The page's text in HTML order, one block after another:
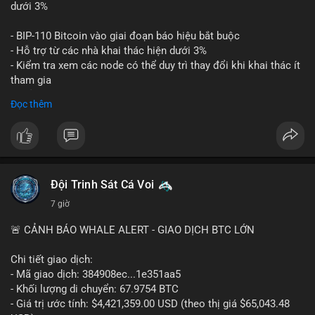
giá. Cần theo dõi sát sao bước tiếp theo của dòng tiền này.
Lời khuyên: Nhà đầu tư nhỏ lẻ nên thận trọng quan sát biến
động thanh khoản trong 24-48 giờ tới. Tránh hành động theo
cảm xúc, hãy chờ xác nhận điểm đến của số BTC này trước khi
điều chỉnh vị thế.
#556btc #36trusd
dưới 3%
- BIP-110 Bitcoin vào giai đoạn báo hiệu bắt buộc
- Hỗ trợ từ các nhà khai thác hiện dưới 3%
- Kiểm tra xem các node có thể duy trì thay đổi khi khai thác ít
tham gia
#vlikevn #titanbot
📰 Nguồn: Cointelegraph
Đọc thêm
Đội Trinh Sát Cá Voi
7 giờ
🚨 CẢNH BÁO WHALE ALERT - GIAO DỊCH BTC LỚN
Chi tiết giao dịch:
- Mã giao dịch: 384908ec...1e351aa5
- Khối lượng di chuyển: 67.9754 BTC
- Giá trị ước tính: $4,421,359.00 USD (theo thị giá $65,043.48